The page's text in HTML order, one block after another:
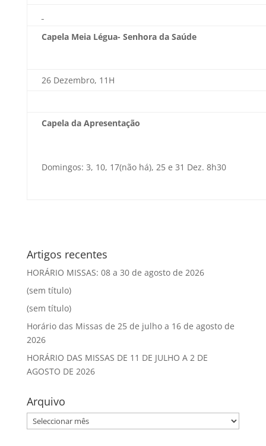
Capela Meia Légua- Senhora da Saúde
26 Dezembro, 11H
Capela da Apresentação
Domingos: 3, 10, 17(não há), 25 e 31 Dez. 8h30
Artigos recentes
HORÁRIO MISSAS: 08 a 30 de agosto de 2026
(sem título)
(sem título)
Horário das Missas de 25 de julho a 16 de agosto de
2026
HORÁRIO DAS MISSAS DE 11 DE JULHO A 2 DE
AGOSTO DE 2026
Arquivo
Arquivo